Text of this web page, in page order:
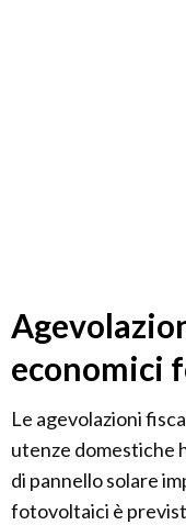
economici
Le agevolazioni
utenze domestiche
di pannello solare
fotovoltaici è